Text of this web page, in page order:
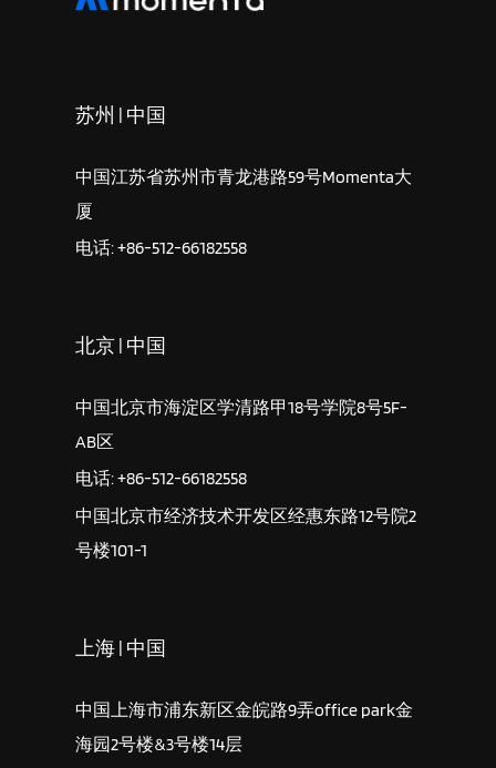
苏州 | 中国
中国江苏省苏州市青龙港路59号Momenta大
厦
电话: +86-512-66182558
北京 | 中国
中国北京市海淀区学清路甲18号学院8号5F-
AB区
电话: +86-512-66182558
中国北京市经济技术开发区经惠东路12号院2
号楼101-1
上海 | 中国
中国上海市浦东新区金皖路9弄office park金
海园2号楼&3号楼14层